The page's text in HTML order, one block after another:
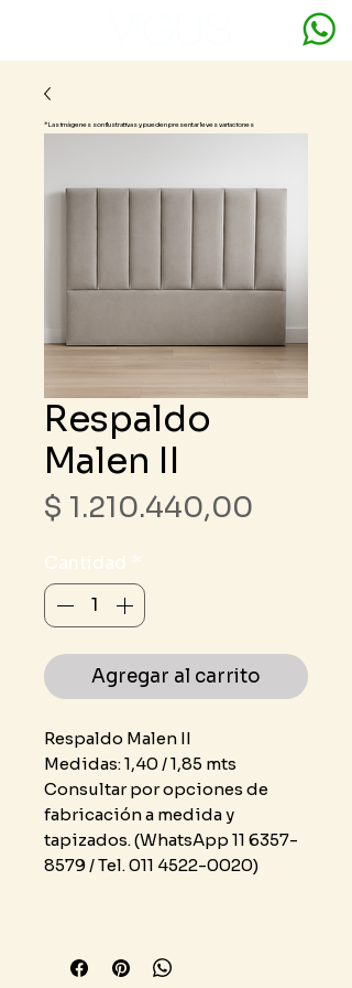
Respaldo
Malen II
$ 1.210.440,00
Cantidad *
Agregar al carrito
Respaldo Malen II
Medidas: 1,40 / 1,85 mts
Consultar por opciones de
fabricación a medida y
tapizados. (WhatsApp 11 6357-
8579 / Tel. 011 4522-0020)
* Las imágenes son ilustrativas y pueden presentar leves variaciones